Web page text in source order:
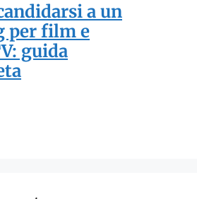
a un
per film e
guida